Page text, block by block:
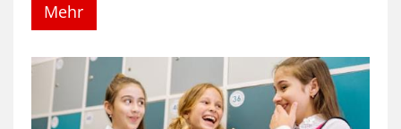
Mehr